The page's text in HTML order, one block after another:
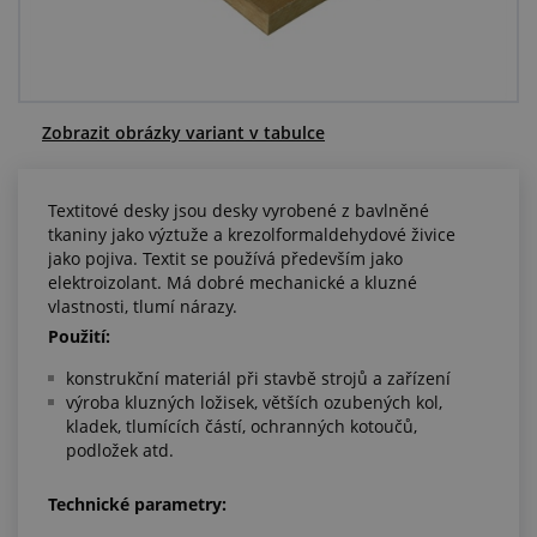
O nás a kariéra
Zobrazit obrázky variant v tabulce
Textitové desky jsou desky vyrobené z bavlněné
tkaniny jako výztuže a krezolformaldehydové živice
jako pojiva. Textit se používá především jako
elektroizolant. Má dobré mechanické a kluzné
vlastnosti, tlumí nárazy.
Použití:
konstrukční materiál při stavbě strojů a zařízení
výroba kluzných ložisek, větších ozubených kol,
kladek, tlumících částí, ochranných kotoučů,
podložek atd.
Technické parametry: